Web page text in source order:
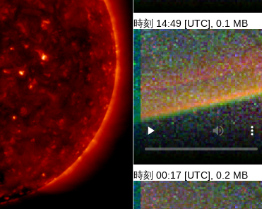
時刻 14:49 [UTC], 0.1 MB
時刻 00:17 [UTC], 0.2 MB